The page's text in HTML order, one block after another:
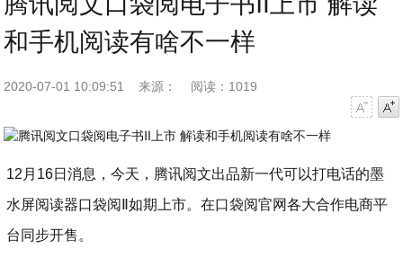
和手机阅读有啥不一样
2020-07-01 10:09:51 来源：
阅读：1019
12月16日消息，今天，腾讯阅文出品新一代可以打电话的墨
水屏阅读器口袋阅Ⅱ如期上市。在口袋阅官网各大合作电商平
台同步开售。